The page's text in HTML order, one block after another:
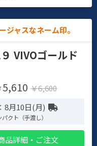
ジャスなネーム印。
VIVOゴールド
5,610 ￥6,600
8月10日(月)
クト（手渡し）
品詳細・ご注文